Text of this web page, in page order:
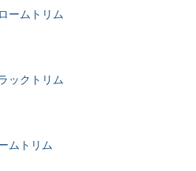
ームトリム
ックトリム
ムトリム